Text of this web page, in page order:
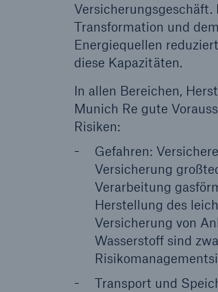
Transformation und
Energiequellen
diese Kapazitäten.
In allen Bereichen,
Munich Re gute
Risiken:
Gefahren:
Versicherung
Verarbeitung
Herstellung des
Versicherung von
Wasserstoff sind
Transport und